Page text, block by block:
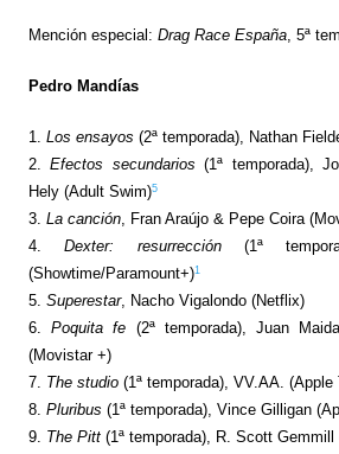
Mención especial: Drag Race España, 5ª
Pedro Mandías
1. Los ensayos (2ª temporada), Nathan
2.Efectos secundarios (1ª temporada),
Hely (Adult Swim)5
3. La canción, Fran Araújo & Pepe Coira
4.Dexter: resurrección(1ª
(Showtime/Paramount+)1
5. Superestar, Nacho Vigalondo (Netflix)
6.Poquita fe (2ª temporada), Juan
(Movistar +)
7. The studio (1ª temporada), VV.AA. (Apple
8. Pluribus (1ª temporada), Vince Gilligan
9. The Pitt(1ª temporada), R. Scott Gemmill